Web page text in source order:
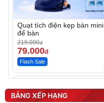
Quạt tích điện kẹp bàn mini
để bàn
219.000đ
79.000đ
Flash Sale
tức thì Vaseline Body
190.000 đ
BẢNG XẾP HẠNG